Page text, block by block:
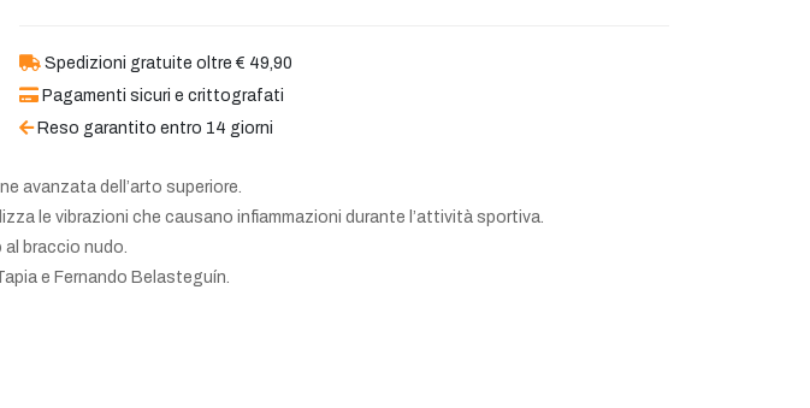
Spedizioni gratuite oltre € 49,90
Pagamenti sicuri e crittografati
Reso garantito entro 14 giorni
avanzata dell’arto superiore.
le vibrazioni che causano infiammazioni durante l’attività sportiva.
braccio nudo.
e Fernando Belasteguín.